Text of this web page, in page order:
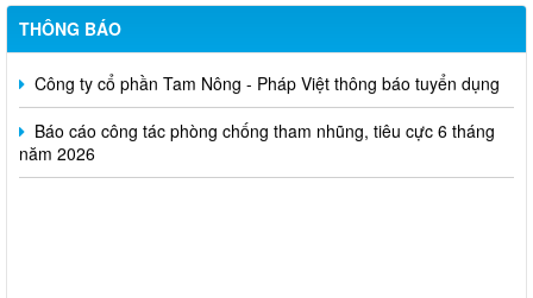
THÔNG BÁO
Công bó công khai thưc hiện 6 tháng
Công ty cổ phần Tam Nông - Pháp Việt thông báo tuyển dụng
Báo cáo công tác phòng chống tham nhũng, tiêu cực 6 tháng
năm 2026